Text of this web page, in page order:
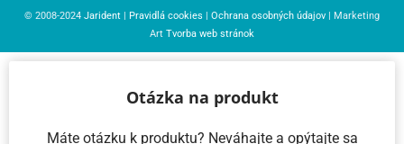
© 2008-2024 Jarident Pravidlá cookies Ochrana osobných údajov | Marketing
Art Tvorba web stránok
Otázka na produkt
Máte otázku k produktu? Neváhajte a opýtajte sa